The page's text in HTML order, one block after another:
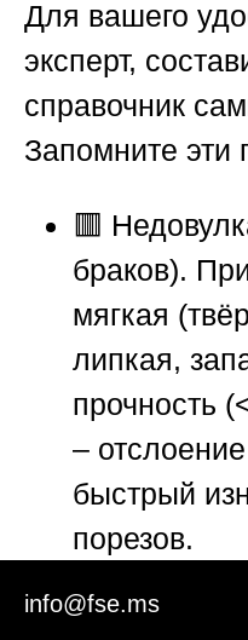
Для вашего
эксперт,
справочник
Запомните эти
🟥
браков).
мягкая
липкая,
прочность
–
быстрый
порезов.
🟧
info@fse.ms